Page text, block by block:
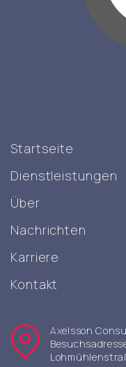
Axelsson
Startseite
Dienstleistungen
Über
Nachrichten
Karriere
Kontakt